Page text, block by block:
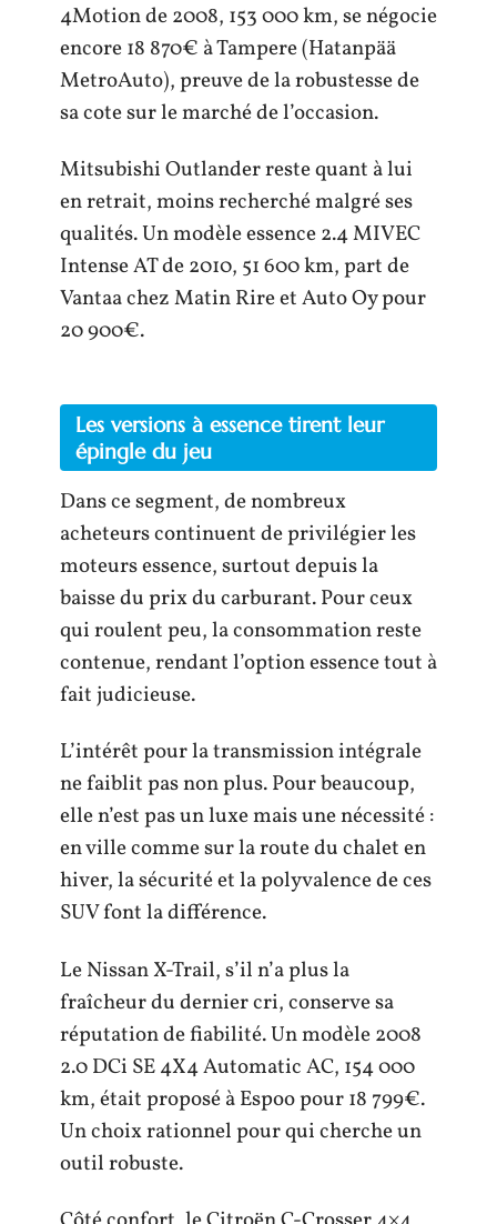
4Motion de 2008, 153 000 km, se négocie
encore 18 870€ à Tampere (Hatanpää
MetroAuto), preuve de la robustesse de
sa cote sur le marché de l’occasion.
Mitsubishi Outlander reste quant à lui
en retrait, moins recherché malgré ses
qualités. Un modèle essence 2.4 MIVEC
Intense AT de 2010, 51 600 km, part de
Vantaa chez Matin Rire et Auto Oy pour
20 900€.
Les versions à essence tirent leur
épingle du jeu
Dans ce segment, de nombreux
acheteurs continuent de privilégier les
moteurs essence, surtout depuis la
baisse du prix du carburant. Pour ceux
qui roulent peu, la consommation reste
contenue, rendant l’option essence tout à
fait judicieuse.
L’intérêt pour la transmission intégrale
ne faiblit pas non plus. Pour beaucoup,
elle n’est pas un luxe mais une nécessité :
en ville comme sur la route du chalet en
hiver, la sécurité et la polyvalence de ces
SUV font la différence.
Le Nissan X-Trail, s’il n’a plus la
fraîcheur du dernier cri, conserve sa
réputation de fiabilité. Un modèle 2008
2.0 DCi SE 4X4 Automatic AC, 154 000
km, était proposé à Espoo pour 18 799€.
Un choix rationnel pour qui cherche un
outil robuste.